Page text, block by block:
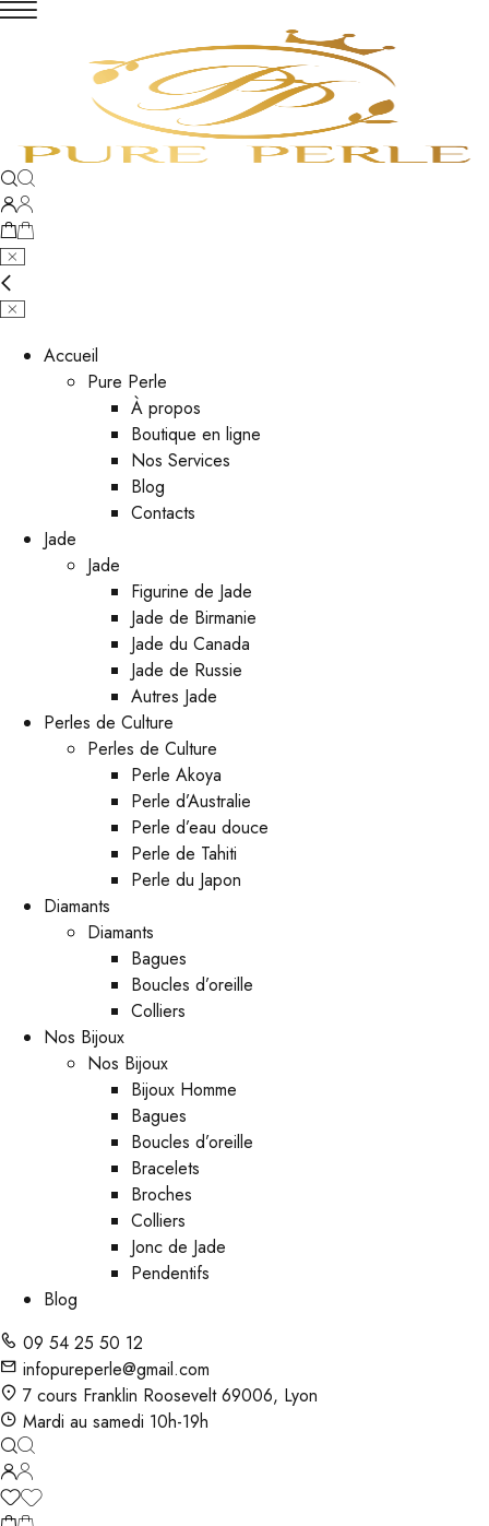
Accueil
Pure Perle
À propos
Boutique en ligne
Nos Services
Blog
Contacts
Jade
Jade
Figurine de Jade
Jade de Birmanie
Jade du Canada
Jade de Russie
Autres Jade
Perles de Culture
Perles de Culture
Perle Akoya
Perle d’Australie
Perle d’eau douce
Perle de Tahiti
Perle du Japon
Diamants
Diamants
Bagues
Boucles d’oreille
Colliers
Nos Bijoux
Nos Bijoux
Bijoux Homme
Bagues
Boucles d’oreille
Bracelets
Broches
Colliers
Jonc de Jade
Pendentifs
Blog
09 54 25 50 12
infopureperle@gmail.com
7 cours Franklin Roosevelt 69006, Lyon
Mardi au samedi 10h-19h